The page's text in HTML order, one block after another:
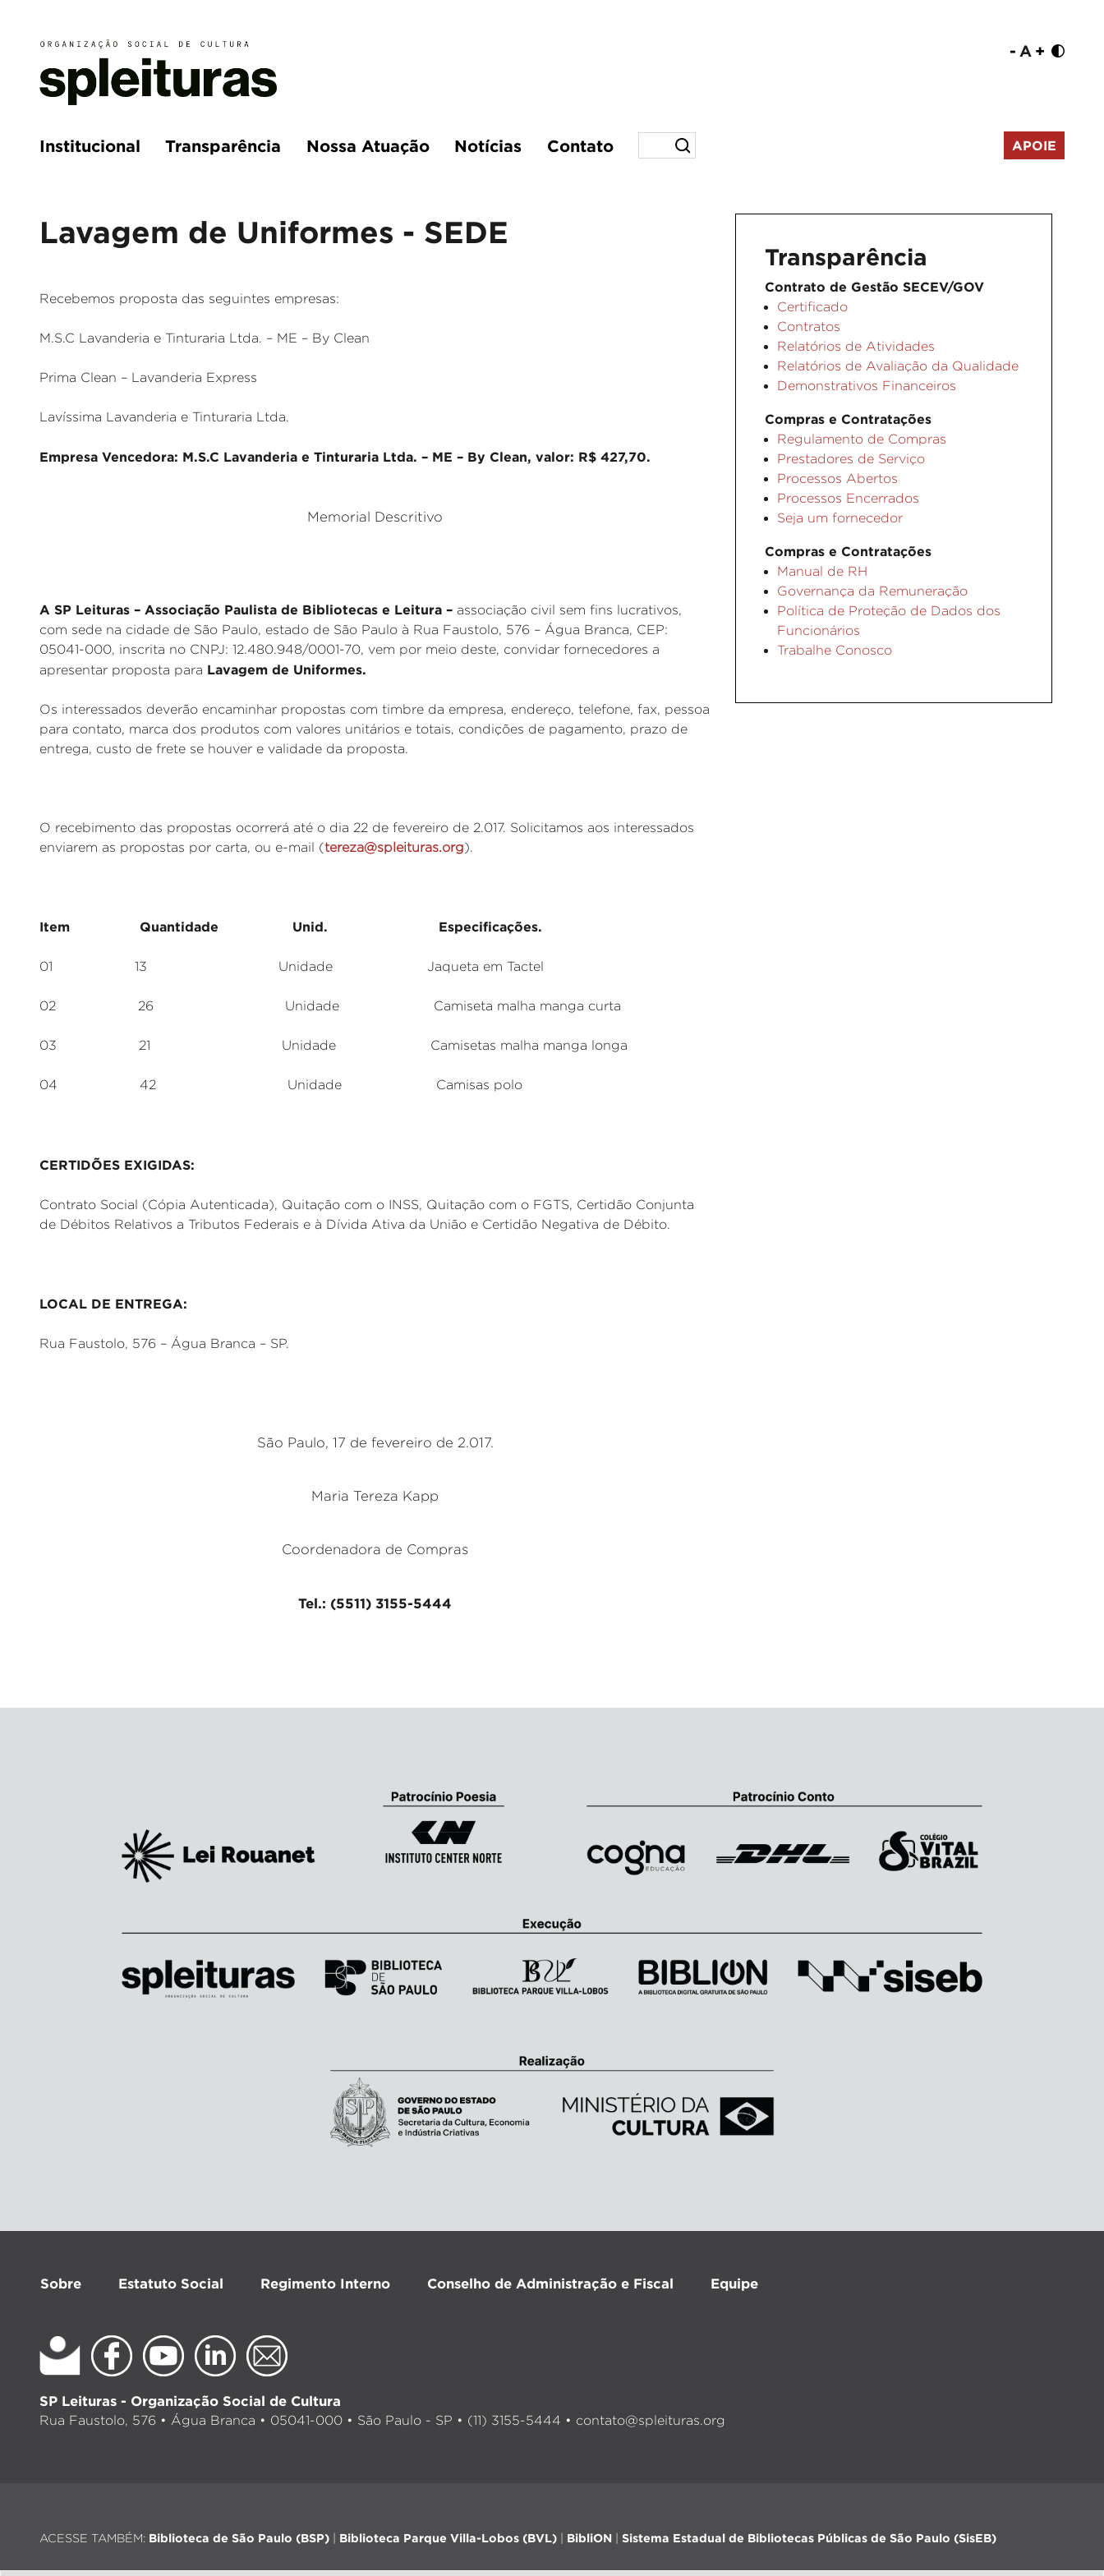
- A +
Institucional Transparência Nossa Atuação Notícias Contato APOIE
Lavagem de Uniformes - SEDE
Recebemos proposta das seguintes empresas:
M.S.C Lavanderia e Tinturaria Ltda. – ME – By Clean
Prima Clean – Lavanderia Express
Lavíssima Lavanderia e Tinturaria Ltda.
Empresa Vencedora: M.S.C Lavanderia e Tinturaria Ltda. – ME – By Clean, valor: R$ 427,70.
Memorial Descritivo
A SP Leituras – Associação Paulista de Bibliotecas e Leitura – associação civil sem fins lucrativos,
com sede na cidade de São Paulo, estado de São Paulo à Rua Faustolo, 576 – Água Branca, CEP:
05041-000, inscrita no CNPJ: 12.480.948/0001-70, vem por meio deste, convidar fornecedores a
apresentar proposta para Lavagem de Uniformes.
Os interessados deverão encaminhar propostas com timbre da empresa, endereço, telefone, fax, pessoa
para contato, marca dos produtos com valores unitários e totais, condições de pagamento, prazo de
entrega, custo de frete se houver e validade da proposta.
O recebimento das propostas ocorrerá até o dia 22 de fevereiro de 2.017. Solicitamos aos interessados
enviarem as propostas por carta, ou e-mail (tereza@spleituras.org).
Item Quantidade Unid. Especificações.
01 13 Unidade Jaqueta em Tactel
02 26 Unidade Camiseta malha manga curta
03 21 Unidade Camisetas malha manga longa
04 42 Unidade Camisas polo
CERTIDÕES EXIGIDAS:
Contrato Social (Cópia Autenticada), Quitação com o INSS, Quitação com o FGTS, Certidão Conjunta
de Débitos Relativos a Tributos Federais e à Dívida Ativa da União e Certidão Negativa de Débito.
LOCAL DE ENTREGA:
Rua Faustolo, 576 – Água Branca – SP.
São Paulo, 17 de fevereiro de 2.017.
Maria Tereza Kapp
Coordenadora de Compras
Tel.: (5511) 3155-5444
Transparência
Contrato de Gestão SECEV/GOV
Certificado
Contratos
Relatórios de Atividades
Relatórios de Avaliação da Qualidade
Demonstrativos Financeiros
Compras e Contratações
Regulamento de Compras
Prestadores de Serviço
Processos Abertos
Processos Encerrados
Seja um fornecedor
Compras e Contratações
Manual de RH
Governança da Remuneração
Política de Proteção de Dados dos
Funcionários
Trabalhe Conosco
Sobre Estatuto Social Regimento Interno Conselho de Administração e Fiscal Equipe
SP Leituras - Organização Social de Cultura
Rua Faustolo, 576 • Água Branca • 05041-000 • São Paulo - SP • (11) 3155-5444 • contato@spleituras.org
ACESSE TAMBÉM: Biblioteca de São Paulo (BSP) Biblioteca Parque Villa-Lobos (BVL) BibliON Sistema Estadual de Bibliotecas Públicas de São Paulo (SisEB)